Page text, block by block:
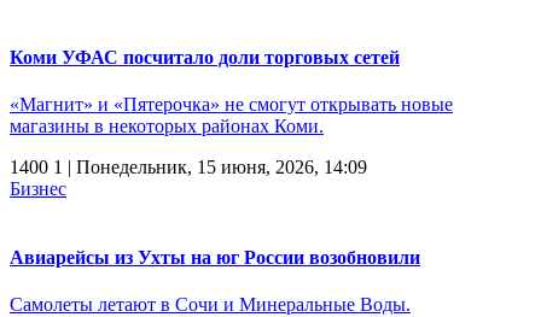
Коми УФАС посчитало доли торговых сетей
«Магнит» и «Пятерочка» не смогут открывать новые
магазины в некоторых районах Коми.
1400 1 | Понедельник, 15 июня, 2026, 14:09
Бизнес
Авиарейсы из Ухты на юг России возобновили
Самолеты летают в Сочи и Минеральные Воды.